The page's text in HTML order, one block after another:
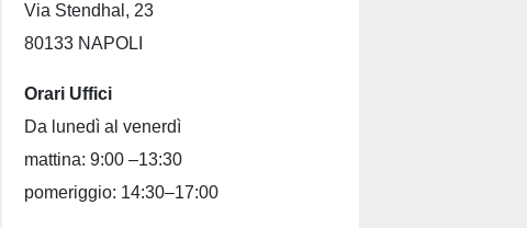
Via Stendhal, 23
80133 NAPOLI
Orari Uffici
Da lunedì al venerdì
mattina: 9:00 –13:30
pomeriggio: 14:30–17:00